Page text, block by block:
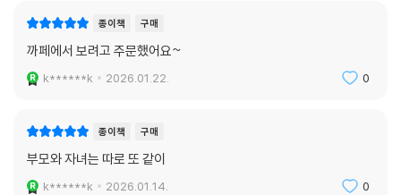
종이책 구매
까페에서 보려고 주문했어요~
k******k 2026.01.22. 0
종이책 구매
부모와 자녀는 따로 또 같이
k******k 2026.01.14. 0